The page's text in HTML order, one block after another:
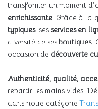
transformer un moment
enrichissante. Grâce à la
typiques, ses services en
diversité de ses boutiques,
occasion de découverte
Authenticité, qualité,
repartir les mains vides.
dans notre catégorie